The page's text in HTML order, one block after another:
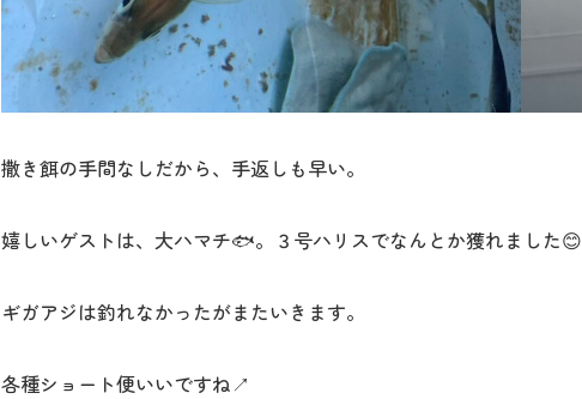
撒き餌の手間なしだから、手返しも早い。
嬉しいゲストは、大ハマチ🐟。３号ハリスでなんとか獲れました😊
ギガアジは釣れなかったがまたいきます。
各種ショート便いいですね↗︎